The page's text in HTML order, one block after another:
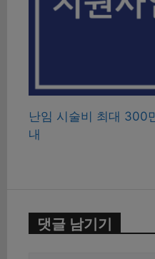
난임 시술비 최대 300
내
댓글 남기기